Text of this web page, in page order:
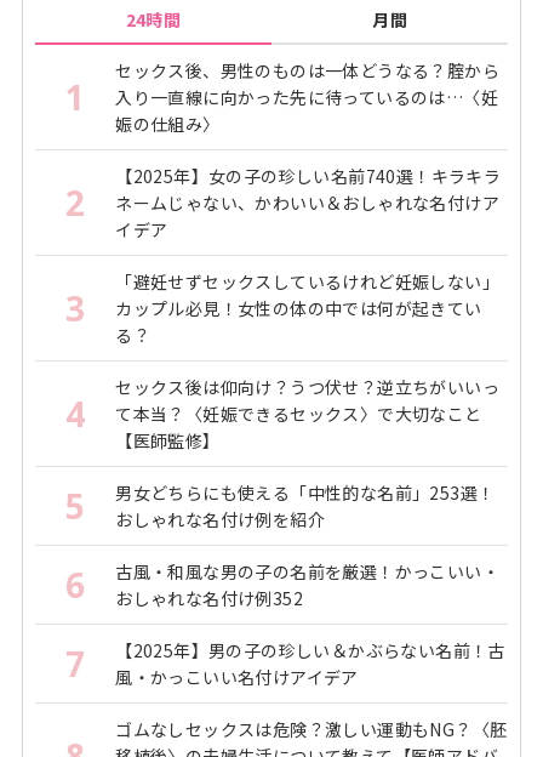
24時間 月間
1
セックス後、男性のものは一体どうなる？腟から
入り一直線に向かった先に待っているのは…〈妊
娠の仕組み〉
2
【2025年】女の子の珍しい名前740選！キラキラ
ネームじゃない、かわいい＆おしゃれな名付けア
イデア
3
「避妊せずセックスしているけれど妊娠しない」
カップル必見！女性の体の中では何が起きてい
る？
4
セックス後は仰向け？うつ伏せ？逆立ちがいいっ
て本当？〈妊娠できるセックス〉で大切なこと
【医師監修】
5
男女どちらにも使える「中性的な名前」253選！
おしゃれな名付け例を紹介
6
古風・和風な男の子の名前を厳選！かっこいい・
おしゃれな名付け例352
7
【2025年】男の子の珍しい＆かぶらない名前！古
風・かっこいい名付けアイデア
ゴムなしセックスは危険？激しい運動もNG？〈胚